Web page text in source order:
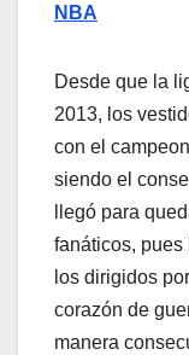
NBA
Desde que la
2013, los
con el
siendo el
llegó para
fanáticos, pues
los dirigidos
corazón de
manera